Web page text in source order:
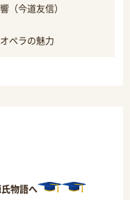
（今道友信）
ペラの魅力
物語へ